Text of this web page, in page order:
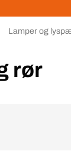
Lamper og
rør